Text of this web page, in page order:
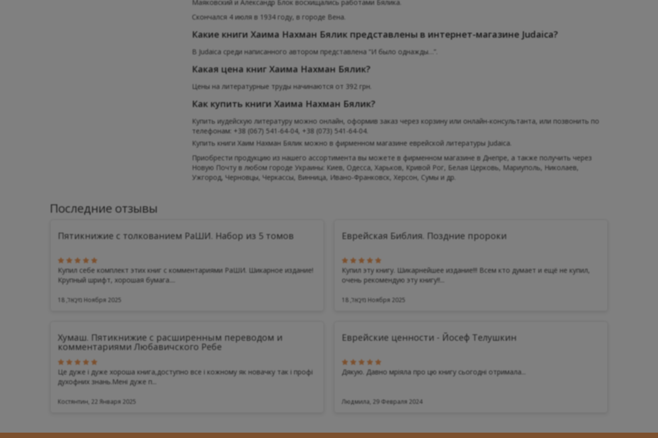
Маяковский и Александр Блок восхищались работами Бялика.
Скончался 4 июля в 1934 году, в городе Вена.
Какие книги Хаима Нахман Бялик представлены в интернет-магазине Judaica?
В Judaica среди написанного автором представлена “И было однажды…”.
Какая цена книг Хаима Нахман Бялик?
Цены на литературные труды начинаются от 392 грн.
Как купить книги Хаима Нахман Бялик?
Купить иудейскую литературу можно онлайн, оформив заказ через корзину или онлайн-консультанта, или позвонить по
телефонам: +38 (067) 541-64-04, +38 (073) 541-64-04.
Купить книги Хаим Нахман Бялик можно в фирменном магазине еврейской литературы Judaica.
Приобрести продукцию из нашего ассортимента вы можете в фирменном магазине в Днепре, а также получить через
Новую Почту в любом городе Украины: Киев, Одесса, Харьков, Кривой Рог, Белая Церковь, Мариуполь, Николаев,
Ужгород, Черновцы, Черкассы, Винница, Ивано-Франковск, Херсон, Сумы и др.
Последние отзывы
Пятикнижие с толкованием РаШИ. Набор из 5 томов
Купил себе комплект этих книг с комментариями РаШИ. Шикарное издание!
Крупный шрифт, хорошая бумага....
מִיכָאֵל, 18 Ноября 2025
Еврейская Библия. Поздние пророки
Купил эту книгу. Шикарнейшее издание!!! Всем кто думает и ещё не купил,
очень рекомендую эту книгу!!...
מִיכָאֵל, 18 Ноября 2025
Хумаш. Пятикнижие с расширенным переводом и
комментариями Любавичского Ребе
Це дуже і дуже хороша книга,доступно все і кожному як новачку так і профі
духофних знань.Мені дуже п...
Костянтин, 22 Января 2025
Еврейские ценности - Йосеф Телушкин
Дякую. Давно мріяла про цю книгу сьогодні отримала...
Людмила, 29 Февраля 2024